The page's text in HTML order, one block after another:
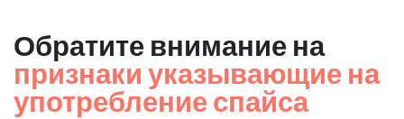
Обратите внимание на
признаки указывающие на
употребление спайса